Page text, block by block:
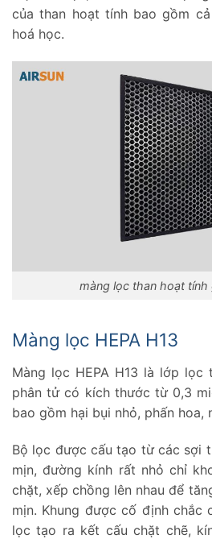
của than hoạt tính bao gồm
hoá học.
màng lọc than hoạt tính
Màng lọc HEPA H13
Màng lọc HEPA H13 là lớp
phân tử có kích thước từ 0,3
bao gồm hại bụi nhỏ, phấn hoa,
Bộ lọc được cấu tạo từ các sợi
mịn, đường kính rất nhỏ chỉ
chặt, xếp chồng lên nhau để
mịn. Khung được cố định chắc
lọc tạo ra kết cấu chặt chẽ,